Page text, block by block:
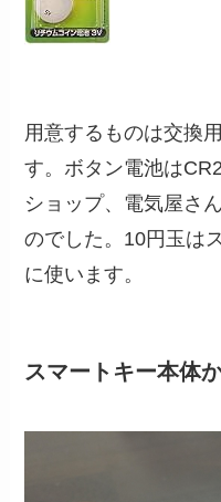
用意するものは交換
す。ボタン電池は
ショップ、電気屋さ
のでした。10円玉は
に使います。
スマートキー本体